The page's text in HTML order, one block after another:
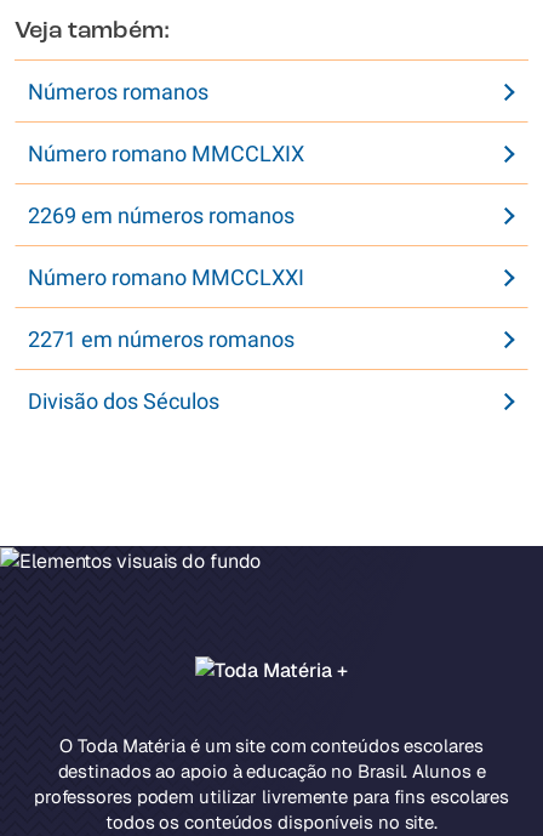
Veja também:
Números romanos
Número romano MMCCLXIX
2269 em números romanos
Número romano MMCCLXXI
2271 em números romanos
Divisão dos Séculos
O Toda Matéria é um site com conteúdos escolares
destinados ao apoio à educação no Brasil. Alunos e
professores podem utilizar livremente para fins escolares
todos os conteúdos disponíveis no site.